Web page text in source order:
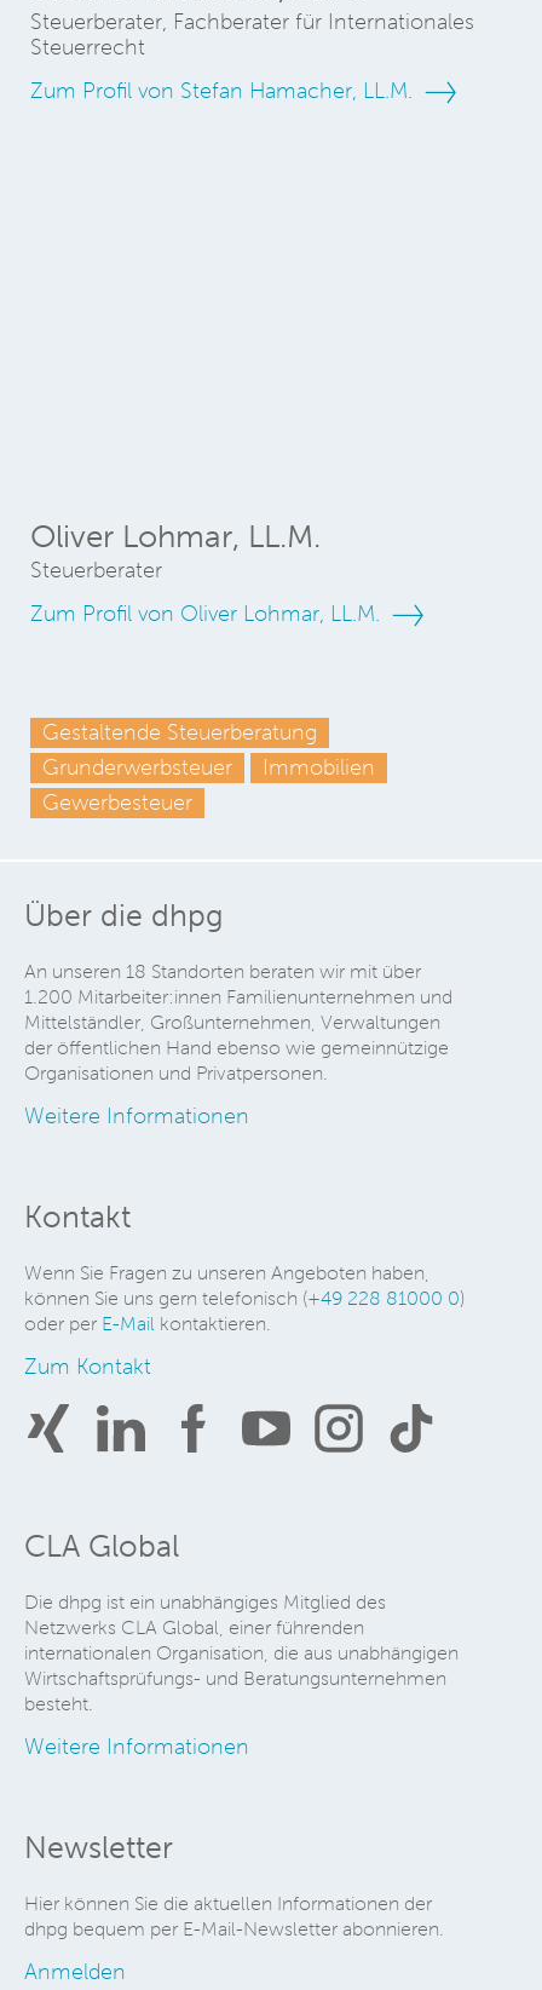
Steuerberater, Fachberater für Internationales
Steuerrecht
Zum Profil von Stefan Hamacher, LL.M.
Oliver Lohmar, LL.M.
Steuerberater
Zum Profil von Oliver Lohmar, LL.M.
Gestaltende Steuerberatung
Grunderwerbsteuer
Immobilien
Gewerbesteuer
Über die dhpg
An unseren 18 Standorten beraten wir mit über
1.200 Mitarbeiter:innen Familienunternehmen und
Mittelständler, Großunternehmen, Verwaltungen
der öffentlichen Hand ebenso wie gemeinnützige
Organisationen und Privatpersonen.
Weitere Informationen
Kontakt
Wenn Sie Fragen zu unseren Angeboten haben,
können Sie uns gern telefonisch (+49 228 81000 0)
oder per E-Mail kontaktieren.
Zum Kontakt
CLA Global
Die dhpg ist ein unabhängiges Mitglied des
Netzwerks CLA Global, einer führenden
internationalen Organisation, die aus unabhängigen
Wirtschaftsprüfungs- und Beratungsunternehmen
besteht.
Weitere Informationen
Newsletter
Hier können Sie die aktuellen Informationen der
dhpg bequem per E-Mail-Newsletter abonnieren.
Anmelden